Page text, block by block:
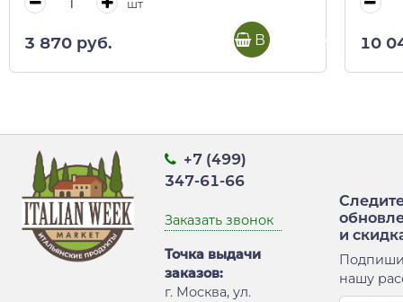
шт
3 870 руб. В корзину 10
+7 (499)
347-61-66
Заказать звонок
Точка выдачи
заказов:
г. Москва, ул.
и
нашу